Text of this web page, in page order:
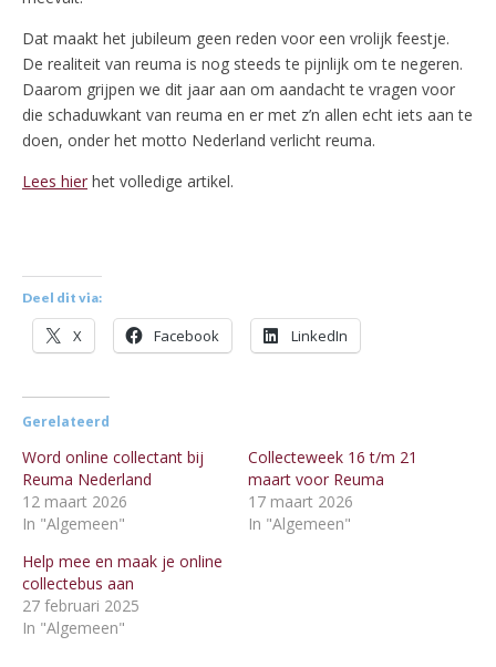
Dat maakt het jubileum geen reden voor een vrolijk feestje.
De realiteit van reuma is nog steeds te pijnlijk om te negeren.
Daarom grijpen we dit jaar aan om aandacht te vragen voor
die schaduwkant van reuma en er met z’n allen echt iets aan te
doen, onder het motto Nederland verlicht reuma.
Lees hier het volledige artikel.
Deel dit via:
X Facebook LinkedIn
Gerelateerd
Word online collectant bij
Reuma Nederland
12 maart 2026
In "Algemeen"
Collecteweek 16 t/m 21
maart voor Reuma
17 maart 2026
In "Algemeen"
Help mee en maak je online
collectebus aan
27 februari 2025
In "Algemeen"